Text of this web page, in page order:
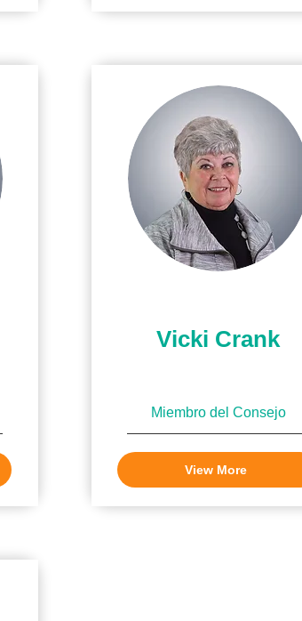
Vicki Crank
Miembro del Consejo
View More